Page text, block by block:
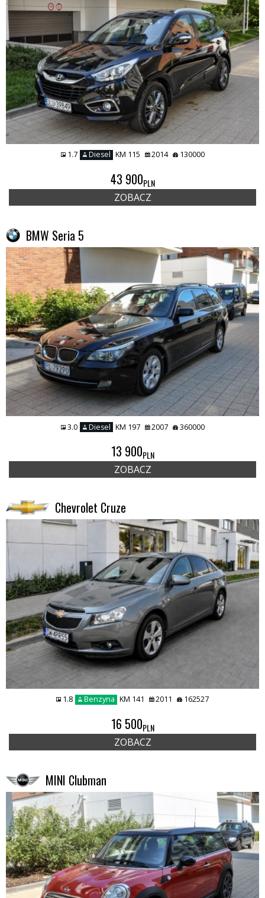
1.7 Diesel KM 115 2014 130000
43 900PLN
ZOBACZ
BMW Seria 5
3.0 Diesel KM 197 2007 360000
13 900PLN
ZOBACZ
Chevrolet Cruze
1.8 Benzyna KM 141 2011 162527
16 500PLN
ZOBACZ
MINI Clubman